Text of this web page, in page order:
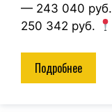
— 243 040 руб.
250 342 руб.
Подробнее